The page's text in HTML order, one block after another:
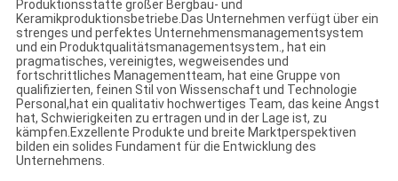
Produktionsstätte großer Bergbau- und
Keramikproduktionsbetriebe.Das Unternehmen verfügt über ein
strenges und perfektes Unternehmensmanagementsystem
und ein Produktqualitätsmanagementsystem., hat ein
pragmatisches, vereinigtes, wegweisendes und
fortschrittliches Managementteam, hat eine Gruppe von
qualifizierten, feinen Stil von Wissenschaft und Technologie
Personal,hat ein qualitativ hochwertiges Team, das keine Angst
hat, Schwierigkeiten zu ertragen und in der Lage ist, zu
kämpfen.Exzellente Produkte und breite Marktperspektiven
bilden ein solides Fundament für die Entwicklung des
Unternehmens.